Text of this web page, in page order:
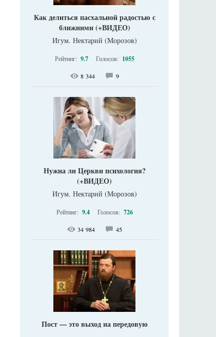
Как делиться пасхальной радостью с
ближними (+ВИДЕО)
Игум. Нектарий (Морозов)
Рейтинг: 9.7 Голосов: 1055
8 344 9
Нужна ли Церкви психология?
(+ВИДЕО)
Игум. Нектарий (Морозов)
Рейтинг: 9.4 Голосов: 726
34 984 45
Пост — это выход на передовую